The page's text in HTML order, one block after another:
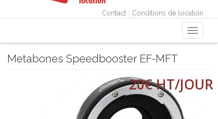
Contact | Conditions de location
Toggle
Metabones Speedbooster EF-MFT
20€ HT/JOUR